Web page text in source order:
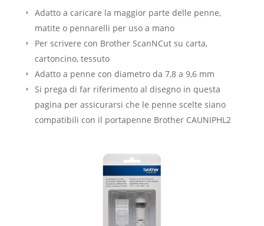
Adatto a caricare la maggior parte delle penne,
matite o pennarelli per uso a mano
Per scrivere con Brother ScanNCut su carta,
cartoncino, tessuto
Adatto a penne con diametro da 7,8 a 9,6 mm
Si prega di far riferimento al disegno in questa
pagina per assicurarsi che le penne scelte siano
compatibili con il portapenne Brother CAUNIPHL2